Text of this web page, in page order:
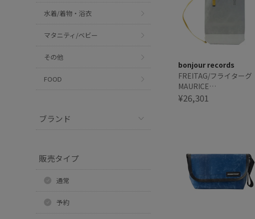
水着/着物・浴衣
マタニティ/ベビー
その他
FOOD
ブランド
販売タイプ
通常
予約
bonjour records
FREITAG/フライターグ
MAURICE
BACKPACKABLE TOTE
¥26,301